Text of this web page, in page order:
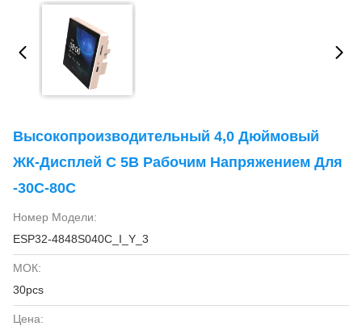
Высокопроизводительный 4,0 Дюймовый
ЖК-Дисплей С 5В Рабочим Напряжением Для
-30C-80C
Номер Модели:
ESP32-4848S040C_I_Y_3
МОК:
30pcs
Цена: